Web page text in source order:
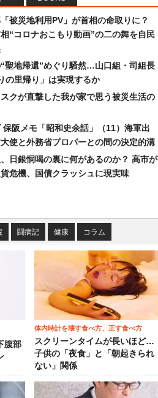
被災地利用PV」が首相の命取りに？
“コロナおこもり動画”の二の舞を自民
聖地帰還”めぐり騒然…山口組・司組長
の里帰り」は実現するか
クが直撃した我が家で思う被災生活の
保阪メモ「昭和史余話」（11）海軍出
使と外務省プロパーとの間の決定的溝
日銀恫喝の裏に何があるのか？ 高市が
危機、国債クラッシュに現実味
闘病記 健康 コラム
腹部
体内時計を壊す食べ方、正す食べ方
スクリーンタイムが長いほど…
子供の「夜食」と「朝起きられ
ない」関係